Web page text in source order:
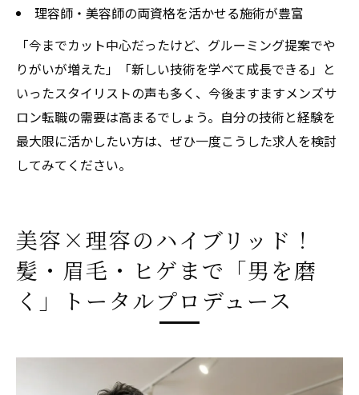
理容師・美容師の両資格を活かせる施術が豊富
「今までカット中心だったけど、グルーミング提案でや
りがいが増えた」「新しい技術を学べて成長できる」と
いったスタイリストの声も多く、今後ますますメンズサ
ロン転職の需要は高まるでしょう。自分の技術と経験を
最大限に活かしたい方は、ぜひ一度こうした求人を検討
してみてください。
美容×理容のハイブリッド！
髪・眉毛・ヒゲまで「男を磨
く」トータルプロデュース